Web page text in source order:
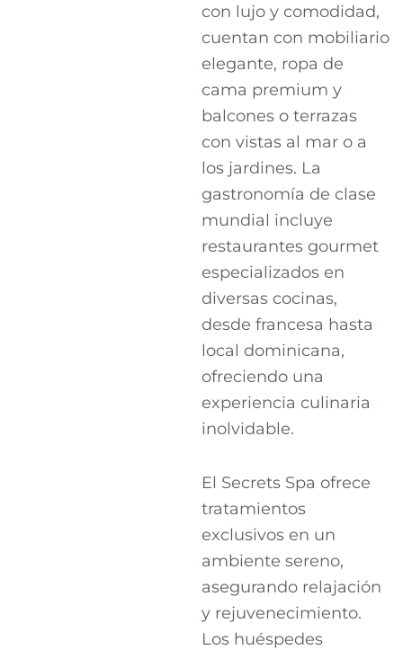
con lujo y comodidad,
cuentan con mobiliario
elegante, ropa de
cama premium y
balcones o terrazas
con vistas al mar o a
los jardines. La
gastronomía de clase
mundial incluye
restaurantes gourmet
especializados en
diversas cocinas,
desde francesa hasta
local dominicana,
ofreciendo una
experiencia culinaria
inolvidable.
El Secrets Spa ofrece
tratamientos
exclusivos en un
ambiente sereno,
asegurando relajación
y rejuvenecimiento.
Los huéspedes